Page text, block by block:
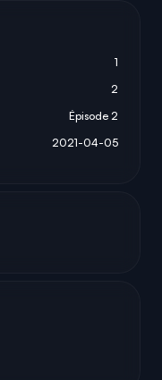
1
2
Épisode 2
2021-04-05